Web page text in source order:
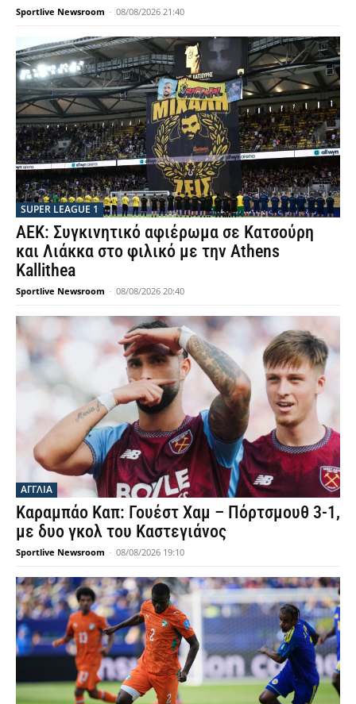
Sportlive Newsroom - 08/08/2026 21:40
SUPER LEAGUE 1
ΑΕΚ: Συγκινητικό αφιέρωμα σε Κατσούρη
και Λιάκκα στο φιλικό με την Athens
Kallithea
Sportlive Newsroom - 08/08/2026 20:40
ΑΓΓΛΙΑ
Καραμπάο Καπ: Γουέστ Χαμ – Πόρτσμουθ 3-1,
με δυο γκολ του Καστεγιάνος
Sportlive Newsroom - 08/08/2026 19:10